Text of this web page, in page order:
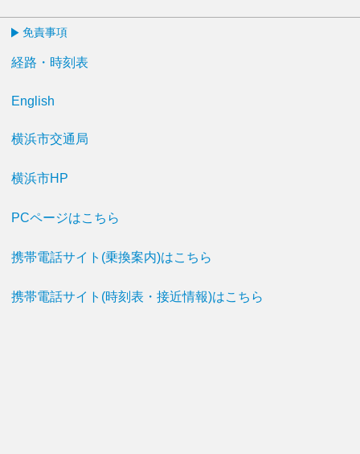
免責事項
経路・時刻表
English
横浜市交通局
横浜市HP
PCページはこちら
携帯電話サイト(乗換案内)はこちら
携帯電話サイト(時刻表・接近情報)はこちら